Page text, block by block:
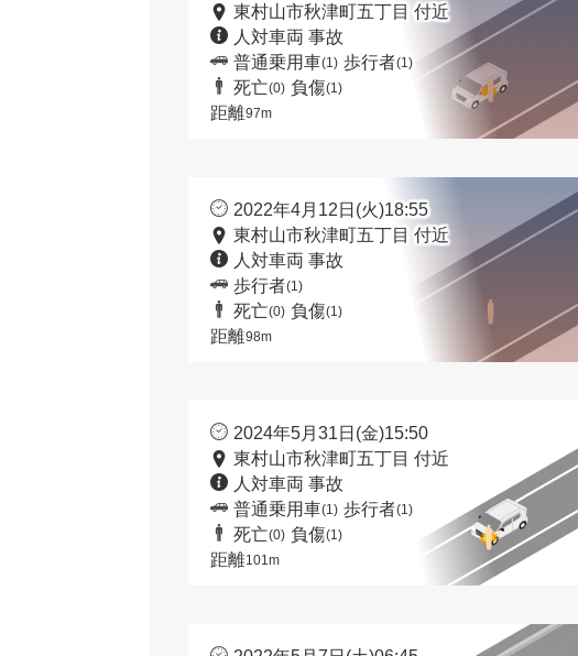
東村山市秋津町五丁目 付近
人対車両 事故
普通乗用車(1) 歩行者(1)
死亡(0) 負傷(1)
距離97m
2022年4月12日(火)18:55
東村山市秋津町五丁目 付近
人対車両 事故
歩行者(1)
死亡(0) 負傷(1)
距離98m
2024年5月31日(金)15:50
東村山市秋津町五丁目 付近
人対車両 事故
普通乗用車(1) 歩行者(1)
死亡(0) 負傷(1)
距離101m